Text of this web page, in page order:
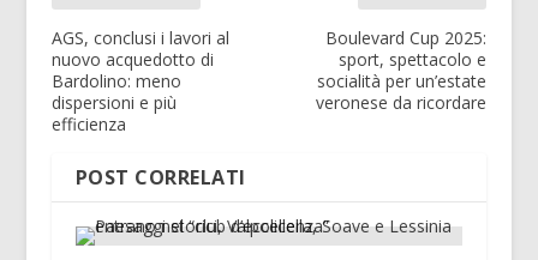
AGS, conclusi i lavori al
nuovo acquedotto di
Bardolino: meno
dispersioni e più
efficienza
Boulevard Cup 2025:
sport, spettacolo e
socialità per un’estate
veronese da ricordare
POST CORRELATI